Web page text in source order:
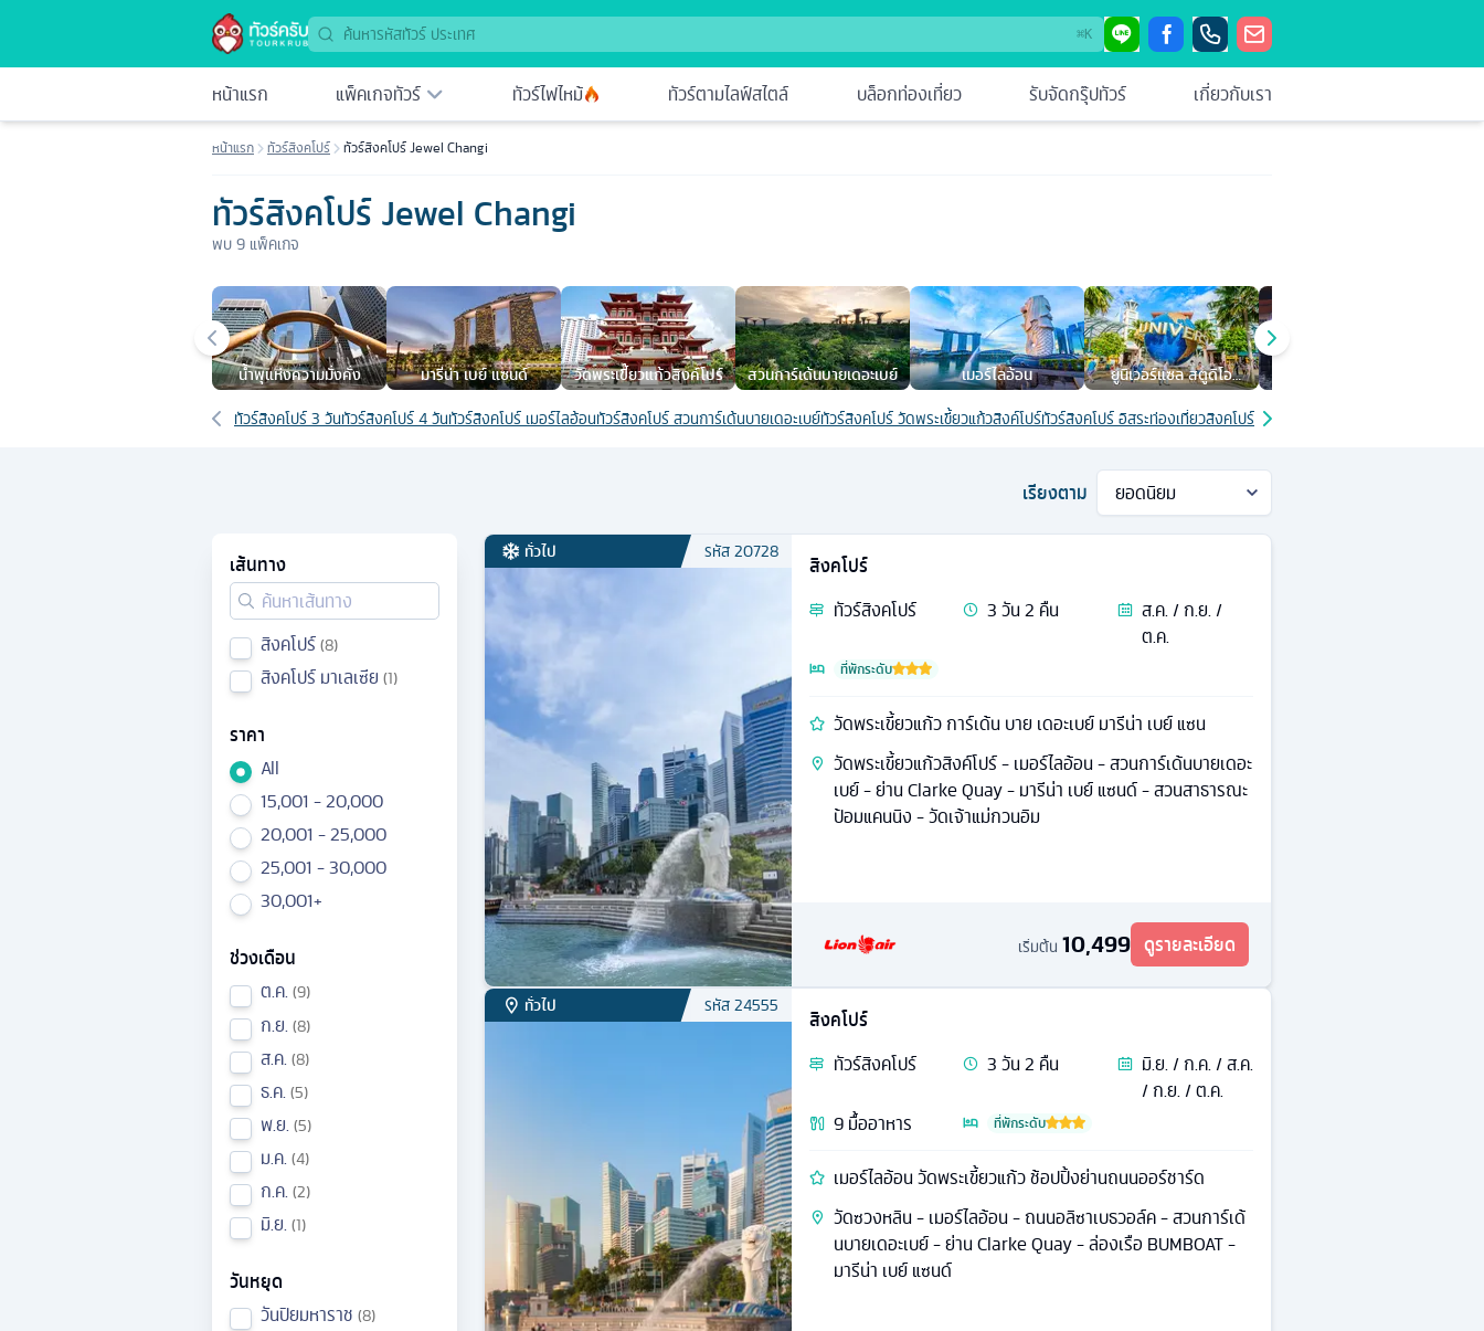
⌘K
หน้าแรก แพ็คเกจทัวร์ ทัวร์ไฟไหม้ ทัวร์ตามไลฟ์สไตล์ บล็อกท่องเที่ยว รับจัดกรุ๊ปทัวร์ เกี่ยวกับเรา
หน้าแรก ทัวร์สิงคโปร์ ทัวร์สิงคโปร์ Jewel Changi
ทัวร์สิงคโปร์ Jewel Changi
พบ9 แพ็คเกจ
เมืองยอดนิยม
นํ้าพุแห่งความมั่งคั่ง มารีน่า เบย์ แซนด์ วัดพระเขี้ยวแก้วสิงค์โปร์ สวนการ์เด้นบายเดอะเบย์ เมอร์ไลอ้อน
ยูนิเวอร์แซล สตูดิโอ
สิงคโปร์
เส้นทางที่เกี่ยวข้อง
ทัวร์สิงคโปร์ 3 วันทัวร์สิงคโปร์ 4 วันทัวร์สิงคโปร์ เมอร์ไลอ้อนทัวร์สิงคโปร์ สวนการ์เด้นบายเดอะเบย์ทัวร์สิงคโปร์ วัดพระเขี้ยวแก้วสิงค์โปร์ทัวร์สิงคโปร์ อิสระท่องเที่ยวสิงคโปร์ หรือเลือกซื้อทัวร์เสริม
เรียงตาม
เส้นทาง
สิงคโปร์ 8
สิงคโปร์ มาเลเซีย 1
ราคา
All
15,001 - 20,000
20,001 - 25,000
25,001 - 30,000
30,001+
ช่วงเดือน
ต.ค. 9
ก.ย. 8
ส.ค. 8
ธ.ค. 5
พ.ย. 5
ม.ค. 4
ก.ค. 2
มิ.ย. 1
วันหยุด
วันปิยมหาราช 8
ทั่วไป รหัส20728
สิงคโปร์
ทัวร์สิงคโปร์ 3วัน2 คืน
ส.ค. / ก.ย. /
ต.ค.
ที่พักระดับ
วัดพระเขี้ยวแก้ว การ์เด้น บาย เดอะเบย์ มารีน่า เบย์ แซน
วัดพระเขี้ยวแก้วสิงค์โปร์ - เมอร์ไลอ้อน - สวนการ์เด้นบายเดอะ
เบย์ - ย่าน Clarke Quay - มารีน่า เบย์ แซนด์ - สวนสาธารณะ
ป้อมแคนนิง - วัดเจ้าแม่กวนอิม
เริ่มต้น 10,499 ดูรายละเอียด
ทั่วไป รหัส24555
สิงคโปร์
ทัวร์สิงคโปร์ 3วัน2 คืน
มิ.ย. / ก.ค. / ส.ค.
/ ก.ย. / ต.ค.
9มื้ออาหาร ที่พักระดับ
เมอร์ไลอ้อน วัดพระเขี้ยวแก้ว ช้อปปิ้งย่านถนนออร์ชาร์ด
วัดซวงหลิน - เมอร์ไลอ้อน - ถนนอลิซาเบธวอล์ค - สวนการ์เด้
นบายเดอะเบย์ - ย่าน Clarke Quay - ล่องเรือ BUMBOAT -
มารีน่า เบย์ แซนด์